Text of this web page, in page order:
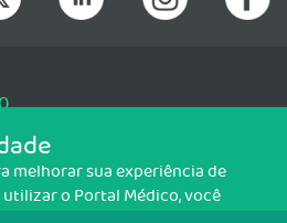
L2 Sul, Brasília/DF - CEP: 70200-760 -
melhorar sua experiência de
o Portal Médico, você